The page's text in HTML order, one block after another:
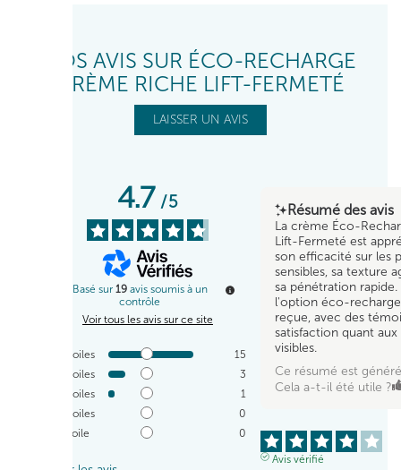
VOS AVIS SUR ÉCO-RECHARGE
CRÈME RICHE LIFT-FERMETÉ
LAISSER UN AVIS
4.7/5
Basé sur 19 avis soumis à un
contrôle
Voir tous les avis sur ce site
étoiles
15
étoiles
3
étoiles
1
étoiles
0
étoile 0
Résumé des avis
La crème Éco-
Lift-Fermeté est
son efficacité sur les
sensibles, sa texture
sa pénétration rapide.
l'option éco-
reçue, avec des
satisfaction quant aux
visibles.
Ce résumé est
Cela a-t-il été utile ?
Avis vérifié